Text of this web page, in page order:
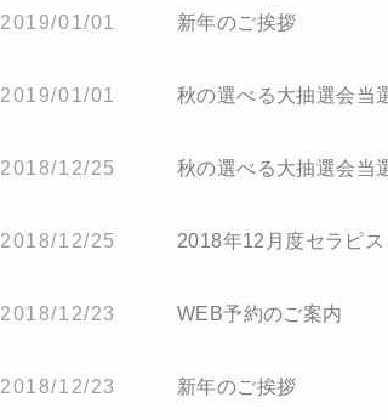
2019/01/01 新年のご挨拶
2019/01/01 秋の選べる大抽選会当
2018/12/25 秋の選べる大抽選会当
2018/12/25 2018年12月度セラピ
2018/12/23 WEB予約のご案内
2018/12/23 新年のご挨拶